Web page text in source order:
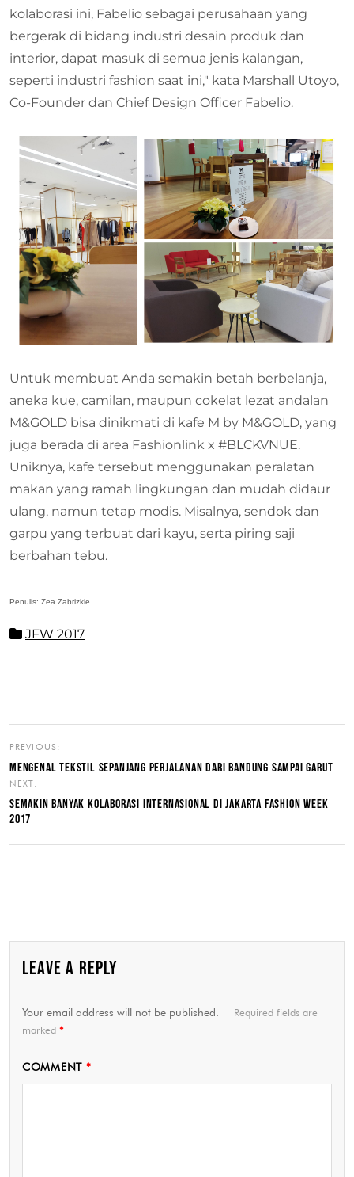
kolaborasi ini, Fabelio sebagai perusahaan yang
bergerak di bidang industri desain produk dan
interior, dapat masuk di semua jenis kalangan,
seperti industri fashion saat ini," kata Marshall Utoyo,
Co-Founder dan Chief Design Officer Fabelio.
Untuk membuat Anda semakin betah berbelanja,
aneka kue, camilan, maupun cokelat lezat andalan
M&GOLD bisa dinikmati di kafe M by M&GOLD, yang
juga berada di area Fashionlink x #BLCKVNUE.
Uniknya, kafe tersebut menggunakan peralatan
makan yang ramah lingkungan dan mudah didaur
ulang, namun tetap modis. Misalnya, sendok dan
garpu yang terbuat dari kayu, serta piring saji
berbahan tebu.
Penulis: Zea Zabrizkie
JFW 2017
PREVIOUS:
MENGENAL TEKSTIL SEPANJANG PERJALANAN DARI BANDUNG SAMPAI GARUT
NEXT:
SEMAKIN BANYAK KOLABORASI INTERNASIONAL DI JAKARTA FASHION WEEK
2017
LEAVE A REPLY
Your email address will not be published.
Required fields are
marked *
COMMENT *